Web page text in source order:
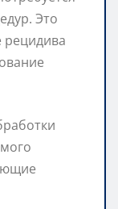
Это
рецидива